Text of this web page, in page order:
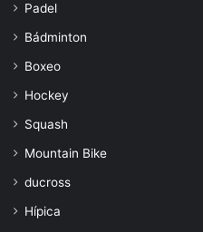
Padel
Bádminton
Boxeo
Hockey
Squash
Mountain Bike
ducross
Hípica